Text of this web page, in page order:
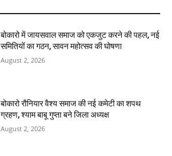
बोकारो में जायसवाल समाज को एकजुट करने की पहल, नई
समितियों का गठन, सावन महोत्सव की घोषणा
August 2, 2026
बोकारो रौनियार वैश्य समाज की नई कमेटी का शपथ
ग्रहण, श्याम बाबू गुप्ता बने जिला अध्यक्ष
August 2, 2026